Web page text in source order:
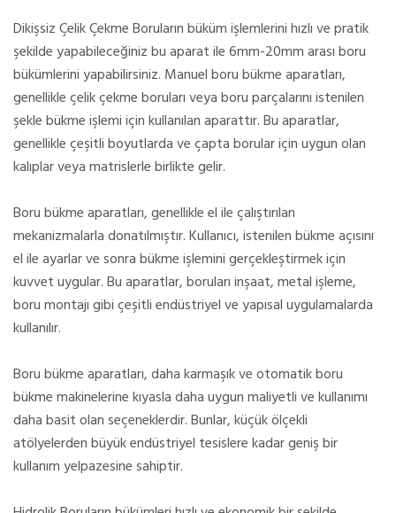
Dikişsiz Çelik Çekme Boruların büküm işlemlerini hızlı ve pratik
şekilde yapabileceğiniz bu aparat ile 6mm-20mm arası boru
bükümlerini yapabilirsiniz. Manuel boru bükme aparatları,
genellikle çelik çekme boruları veya boru parçalarını istenilen
şekle bükme işlemi için kullanılan aparattır. Bu aparatlar,
genellikle çeşitli boyutlarda ve çapta borular için uygun olan
kalıplar veya matrislerle birlikte gelir.
Boru bükme aparatları, genellikle el ile çalıştırılan
mekanizmalarla donatılmıştır. Kullanıcı, istenilen bükme açısını
el ile ayarlar ve sonra bükme işlemini gerçekleştirmek için
kuvvet uygular. Bu aparatlar, boruları inşaat, metal işleme,
boru montajı gibi çeşitli endüstriyel ve yapısal uygulamalarda
kullanılır.
Boru bükme aparatları, daha karmaşık ve otomatik boru
bükme makinelerine kıyasla daha uygun maliyetli ve kullanımı
daha basit olan seçeneklerdir. Bunlar, küçük ölçekli
atölyelerden büyük endüstriyel tesislere kadar geniş bir
kullanım yelpazesine sahiptir.